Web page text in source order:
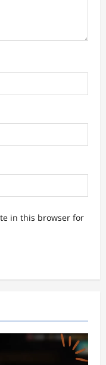
in this browser for